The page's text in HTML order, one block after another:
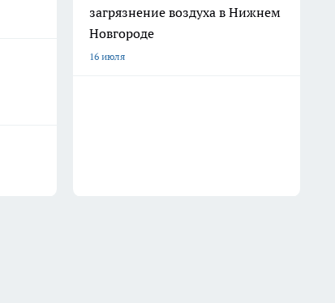
загрязнение воздуха в Нижнем
Новгороде
16 июля